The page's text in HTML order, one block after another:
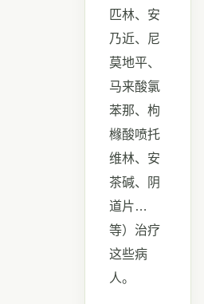
匹林、安
乃近、尼
莫地平、
马来酸氯
苯那、枸
橼酸喷托
维林、安
茶碱、阴
道片…
等）治疗
这些病
人。